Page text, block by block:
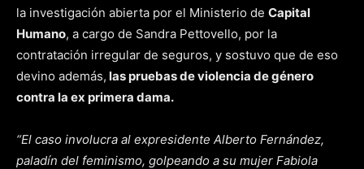
la investigación abierta por el Ministerio de Capital
Humano, a cargo de Sandra Pettovello, por la
contratación irregular de seguros, y sostuvo que de eso
devino además, las pruebas de violencia de género
contra la ex primera dama.
“El caso involucra al expresidente Alberto Fernández,
paladín del feminismo, golpeando a su mujer Fabiola